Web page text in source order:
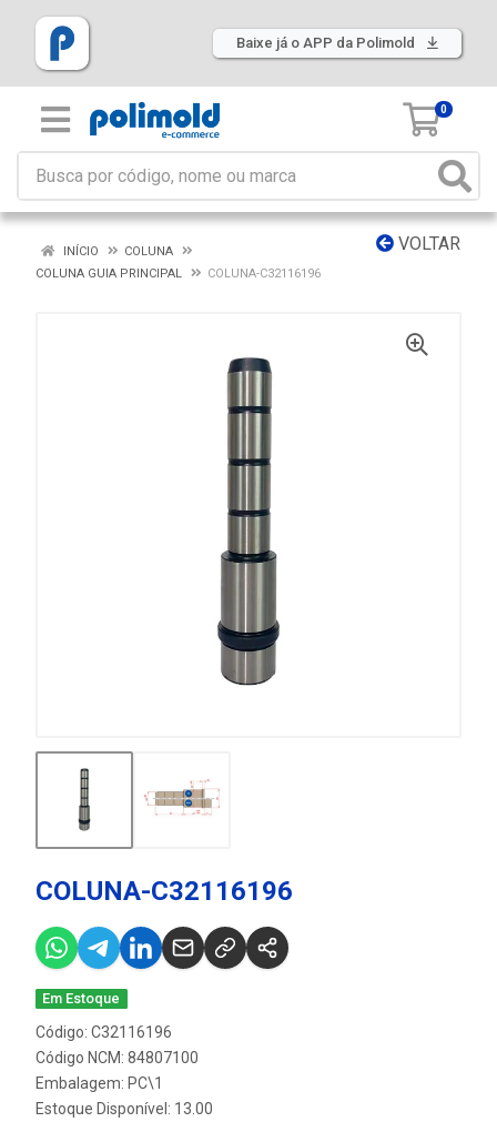
Baixe já o APP da Polimold
0
VOLTAR
INÍCIO
COLUNA
COLUNA GUIA PRINCIPAL
COLUNA-C32116196
COLUNA-C32116196
Em Estoque
Código: C32116196
Código NCM: 84807100
Embalagem: PC\1
Estoque Disponível: 13.00